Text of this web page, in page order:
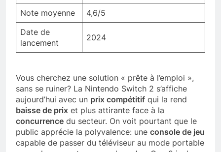
Note moyenne
4,6/5
Date de
lancement
2024
Vous cherchez une solution « prête à l’emploi »,
sans se ruiner? La Nintendo Switch 2 s’affiche
aujourd’hui avec un prix compétitif qui la rend
baisse de prix et plus attirante face à la
concurrence du secteur. On voit pourtant que le
public apprécie la polyvalence: une console de jeu
capable de passer du téléviseur au mode portable